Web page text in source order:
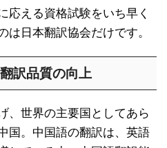
応える資格試験をいち早く
は日本翻訳協会だけです。
訳品質の向上
、世界の主要国としてあら
国。中国語の翻訳は、英語